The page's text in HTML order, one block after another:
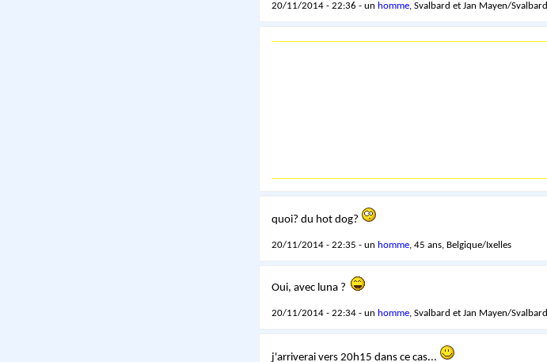
20/11/2014 - 22:36 - un homme, Svalbard et Jan Mayen/Svalbard
quoi? du hot dog?
20/11/2014 - 22:35 - un homme, 45 ans, Belgique/Ixelles
Oui, avec luna ?
20/11/2014 - 22:34 - un homme, Svalbard et Jan Mayen/Svalbard
j'arriverai vers 20h15 dans ce cas...